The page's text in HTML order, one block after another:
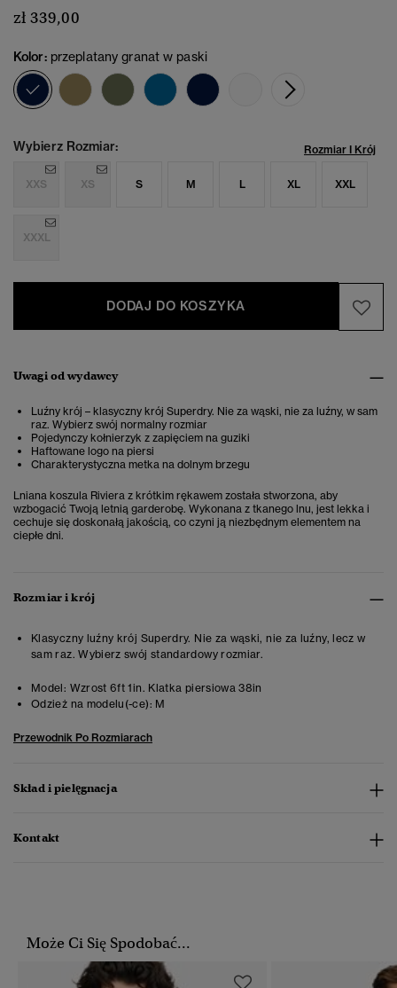
zł 339,00
Kolor: przeplatany granat w paski
wybrano
Wybierz Rozmiar: Rozmiar I Krój
XXS XS S M L XL XXL
XXXL
DODAJ DO KOSZYKA
Uwagi od wydawcy
Luźny krój – klasyczny krój Superdry. Nie za wąski, nie za luźny, w sam
raz. Wybierz swój normalny rozmiar
Pojedynczy kołnierzyk z zapięciem na guziki
Haftowane logo na piersi
Charakterystyczna metka na dolnym brzegu
Lniana koszula Riviera z krótkim rękawem została stworzona, aby
wzbogacić Twoją letnią garderobę. Wykonana z tkanego lnu, jest lekka i
cechuje się doskonałą jakością, co czyni ją niezbędnym elementem na
ciepłe dni.
Rozmiar i krój
Klasyczny luźny krój Superdry. Nie za wąski, nie za luźny, lecz w
sam raz. Wybierz swój standardowy rozmiar.
Model: Wzrost 6ft 1in. Klatka piersiowa 38in
Odzież na modelu(-ce): M
Przewodnik Po Rozmiarach
Skład i pielęgnacja
Kontakt
Może Ci Się Spodobać...